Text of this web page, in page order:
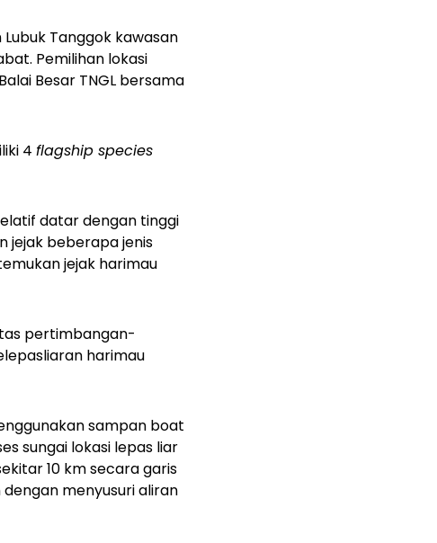
Tanggok kawasan
Pemilihan lokasi
Besar TNGL bersama
4 flagship species
datar dengan tinggi
jejak beberapa jenis
jejak harimau
pertimbangan-
harimau
sampan boat
sungai lokasi lepas liar
10 km secara garis
menyusuri aliran